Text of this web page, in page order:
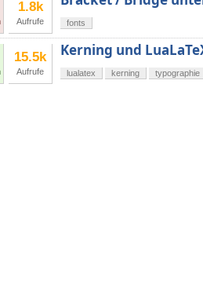
1.8k
Aufrufe fonts
15.5k
Aufrufe
Kerning und
lualatex kerning typographie